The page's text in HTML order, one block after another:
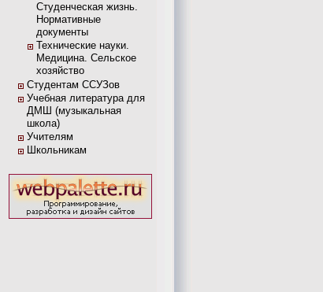
Студенческая жизнь.
Нормативные
документы
Технические науки.
Медицина. Сельское
хозяйство
Студентам ССУЗов
Учебная литература для
ДМШ (музыкальная
школа)
Учителям
Школьникам